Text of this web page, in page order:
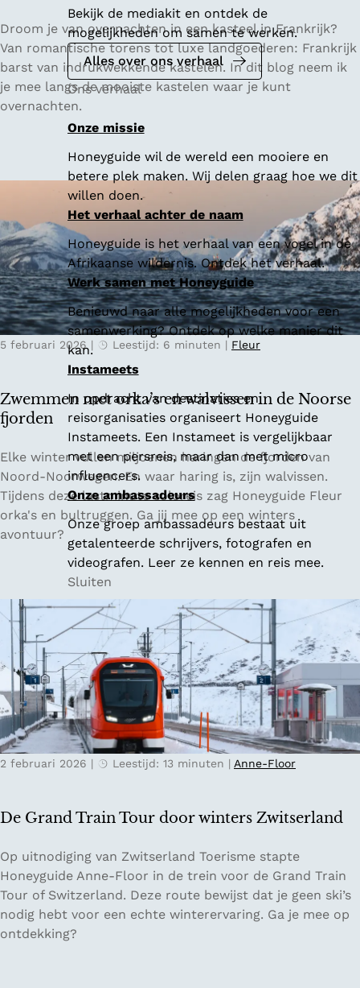
Bekijk de mediakit en ontdek de
mogelijkheden om samen te werken.
Alles over ons verhaal
Ons verhaal
Onze missie
Honeyguide wil de wereld een mooiere en
betere plek maken. Wij delen graag hoe we dit
willen doen.
Het verhaal achter de naam
Honeyguide is het verhaal van een vogel in de
Afrikaanse wildernis. Ontdek het verhaal.
Werk samen met Honeyguide
Benieuwd naar alle mogelijkheden voor een
samenwerking? Ontdek op welke manier dit
kan.
Instameets
In opdracht van destinaties en
reisorganisaties organiseert Honeyguide
Instameets. Een Instameet is vergelijkbaar
met een persreis, maar dan met micro
influencers.
Onze ambassadeurs
Onze groep ambassadeurs bestaat uit
getalenteerde schrijvers, fotografen en
videografen. Leer ze kennen en reis mee.
Sluiten
D
e
m
o
o
e
r
a
n
s
e
k
a
e
l
n
w
a
a
r
v
r
n
a
c
e
Droom je van overnachten in een kasteel in Frankrijk?
Van romantische torens tot luxe landgoederen: Frankrijk
barst van indrukwekkende kastelen. In dit blog neem ik
je mee langs de mooiste kastelen waar je kunt
overnachten.
Zwemmen met orka’s en walvissen in de Noorse
fjorden
5 februari 2026 | Leestijd: 6 minuten | Fleur
Z
w
e
m
m
e
r
k
a
s
e
a
v
i
s
s
e
Elke winter vullen miljoenen haringen de fjorden van
Noord-Noorwegen. En waar haring is, zijn walvissen.
Tijdens deze lastminute soloreis zag Honeyguide Fleur
orka's en bultruggen. Ga jij mee op een winters
avontuur?
De Grand Train Tour door winters Zwitserland
2 februari 2026 | Leestijd: 13 minuten | Anne-Floor
D
e
G
r
a
Op uitnodiging van Zwitserland Toerisme stapte
Honeyguide Anne-Floor in de trein voor de Grand Train
Tour of Switzerland. Deze route bewijst dat je geen ski’s
nodig hebt voor een echte winterervaring. Ga je mee op
ontdekking?